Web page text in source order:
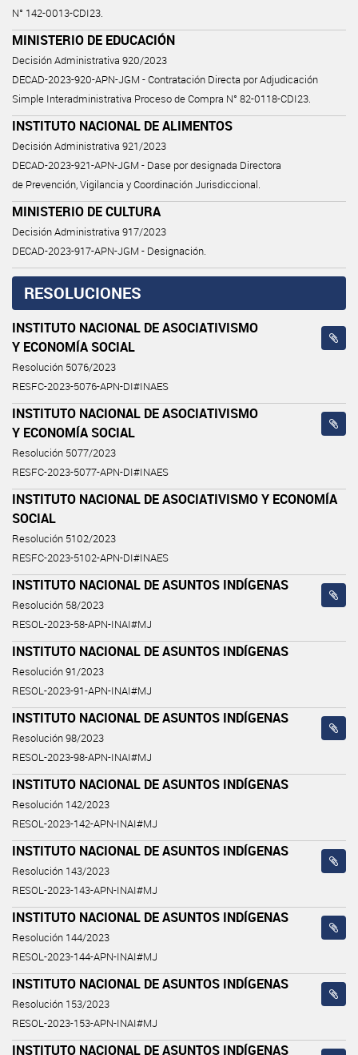
N° 142-0013-CDI23.
MINISTERIO DE EDUCACIÓN
Decisión Administrativa 920/2023
DECAD-2023-920-APN-JGM - Contratación Directa por Adjudicación
Simple Interadministrativa Proceso de Compra N° 82-0118-CDI23.
INSTITUTO NACIONAL DE ALIMENTOS
Decisión Administrativa 921/2023
DECAD-2023-921-APN-JGM - Dase por designada Directora
de Prevención, Vigilancia y Coordinación Jurisdiccional.
MINISTERIO DE CULTURA
Decisión Administrativa 917/2023
DECAD-2023-917-APN-JGM - Designación.
RESOLUCIONES
INSTITUTO NACIONAL DE ASOCIATIVISMO
Y ECONOMÍA SOCIAL
Resolución 5076/2023
RESFC-2023-5076-APN-DI#INAES
INSTITUTO NACIONAL DE ASOCIATIVISMO
Y ECONOMÍA SOCIAL
Resolución 5077/2023
RESFC-2023-5077-APN-DI#INAES
INSTITUTO NACIONAL DE ASOCIATIVISMO Y ECONOMÍA
SOCIAL
Resolución 5102/2023
RESFC-2023-5102-APN-DI#INAES
INSTITUTO NACIONAL DE ASUNTOS INDÍGENAS
Resolución 58/2023
RESOL-2023-58-APN-INAI#MJ
INSTITUTO NACIONAL DE ASUNTOS INDÍGENAS
Resolución 91/2023
RESOL-2023-91-APN-INAI#MJ
INSTITUTO NACIONAL DE ASUNTOS INDÍGENAS
Resolución 98/2023
RESOL-2023-98-APN-INAI#MJ
INSTITUTO NACIONAL DE ASUNTOS INDÍGENAS
Resolución 142/2023
RESOL-2023-142-APN-INAI#MJ
INSTITUTO NACIONAL DE ASUNTOS INDÍGENAS
Resolución 143/2023
RESOL-2023-143-APN-INAI#MJ
INSTITUTO NACIONAL DE ASUNTOS INDÍGENAS
Resolución 144/2023
RESOL-2023-144-APN-INAI#MJ
INSTITUTO NACIONAL DE ASUNTOS INDÍGENAS
Resolución 153/2023
RESOL-2023-153-APN-INAI#MJ
INSTITUTO NACIONAL DE ASUNTOS INDÍGENAS